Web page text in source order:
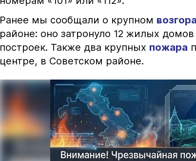
Ранее мы сообщали о крупном
районе: оно затронуло 12 жилых
построек. Также два крупных пожара
центре, в Советском районе.